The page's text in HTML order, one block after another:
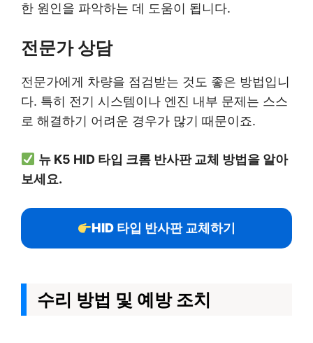
한 원인을 파악하는 데 도움이 됩니다.
전문가 상담
전문가에게 차량을 점검받는 것도 좋은 방법입니
다. 특히 전기 시스템이나 엔진 내부 문제는 스스
로 해결하기 어려운 경우가 많기 때문이죠.
뉴 K5 HID 타입 크롬 반사판 교체 방법을 알아
보세요.
HID 타입 반사판 교체하기
수리 방법 및 예방 조치